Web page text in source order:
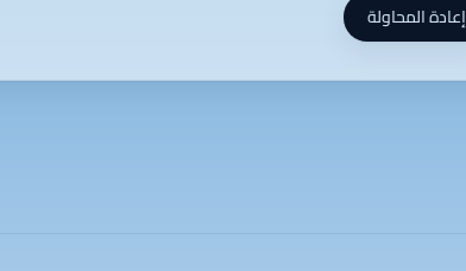
إعادة المحاولة